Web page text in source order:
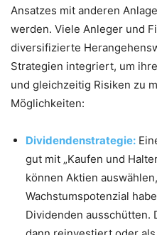
Ansatzes mit anderen
werden. Viele Anleger und
diversifizierte
Strategien integriert, um
und gleichzeitig Risiken zu
Möglichkeiten:
Dividendenstrategie:
gut mit „Kaufen und
können Aktien
Wachstumspotenzial
Dividenden ausschütten.